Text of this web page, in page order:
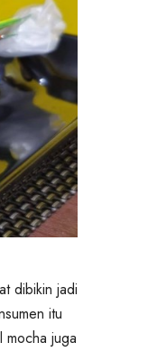
dibikin jadi
itu
mocha juga